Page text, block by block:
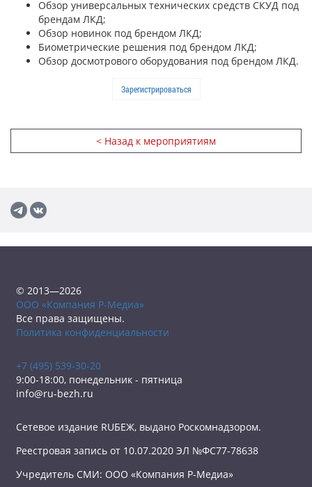
Обзор универсальных технических средств СКУД под
брендам ЛКД;
Обзор новинок под брендом ЛКД;
Биометрические решения под брендом ЛКД;
Обзор досмотрового оборудования под брендом ЛКД.
Зарегистрироваться
< Назад к мероприятиям
© 2013—2026
ООО «Компания Р-Медиа»
Все права защищены.
Политика конфиденциальности
+7 (495) 539-30-20
9:00-18:00, понедельник - пятница
info@ru-bezh.ru
Сетевое издание RUБЕЖ, выдано Роскомнадзором.
Реестровая запись от 10.07.2020 ЭЛ №ФС77-78638
Учредитель СМИ: ООО «Компания Р-Медиа»